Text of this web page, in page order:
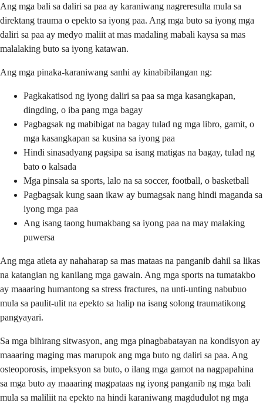
Ang mga bali sa daliri sa paa ay karaniwang nagreresulta mula sa
direktang trauma o epekto sa iyong paa. Ang mga buto sa iyong mga
daliri sa paa ay medyo maliit at mas madaling mabali kaysa sa mas
malalaking buto sa iyong katawan.
Ang mga pinaka-karaniwang sanhi ay kinabibilangan ng:
Pagkakatisod ng iyong daliri sa paa sa mga kasangkapan,
dingding, o iba pang mga bagay
Pagbagsak ng mabibigat na bagay tulad ng mga libro, gamit, o
mga kasangkapan sa kusina sa iyong paa
Hindi sinasadyang pagsipa sa isang matigas na bagay, tulad ng
bato o kalsada
Mga pinsala sa sports, lalo na sa soccer, football, o basketball
Pagbagsak kung saan ikaw ay bumagsak nang hindi maganda sa
iyong mga paa
Ang isang taong humakbang sa iyong paa na may malaking
puwersa
Ang mga atleta ay nahaharap sa mas mataas na panganib dahil sa likas
na katangian ng kanilang mga gawain. Ang mga sports na tumatakbo
ay maaaring humantong sa stress fractures, na unti-unting nabubuo
mula sa paulit-ulit na epekto sa halip na isang solong traumatikong
pangyayari.
Sa mga bihirang sitwasyon, ang mga pinagbabatayan na kondisyon ay
maaaring maging mas marupok ang mga buto ng daliri sa paa. Ang
osteoporosis, impeksyon sa buto, o ilang mga gamot na nagpapahina
sa mga buto ay maaaring magpataas ng iyong panganib ng mga bali
mula sa maliliit na epekto na hindi karaniwang magdudulot ng mga